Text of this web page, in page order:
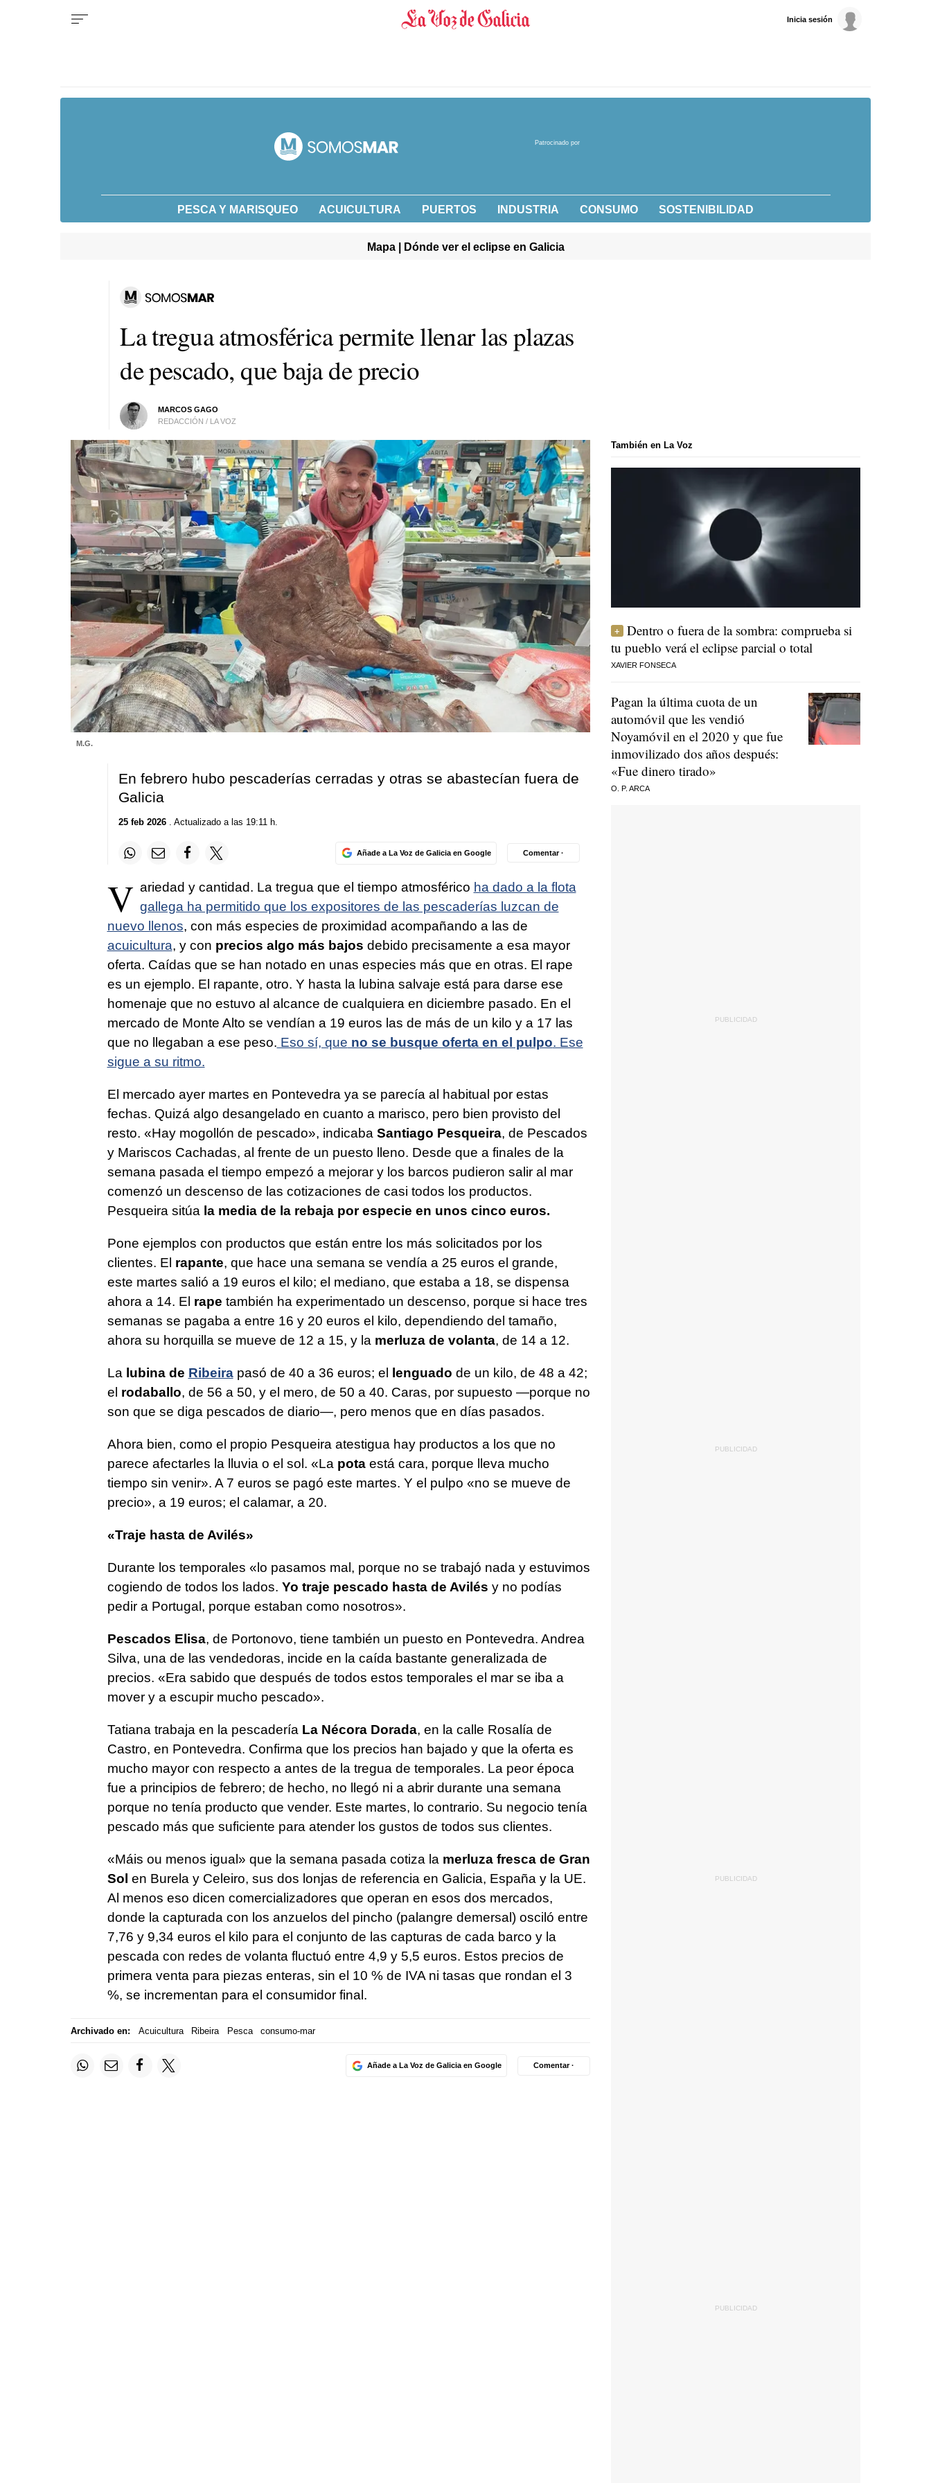
Inicia sesión
Patrocinado por
PESCA Y MARISQUEO ACUICULTURA PUERTOS INDUSTRIA CONSUMO SOSTENIBILIDAD
Mapa | Dónde ver el eclipse en Galicia
La tregua atmosférica permite llenar las plazas
de pescado, que baja de precio
MARCOS GAGO
REDACCIÓN / LA VOZ
M.G.
En febrero hubo pescaderías cerradas y otras se abastecían fuera de
Galicia
25 feb 2026. Actualizado a las 19:11 h.
Añade a La Voz de Galicia en Google Comentar ·
V ariedad y cantidad. La tregua que el tiempo atmosférico ha dado a la flota
gallega ha permitido que los expositores de las pescaderías luzcan de
nuevo llenos, con más especies de proximidad acompañando a las de
acuicultura, y con precios algo más bajos debido precisamente a esa mayor
oferta. Caídas que se han notado en unas especies más que en otras. El rape
es un ejemplo. El rapante, otro. Y hasta la lubina salvaje está para darse ese
homenaje que no estuvo al alcance de cualquiera en diciembre pasado. En el
mercado de Monte Alto se vendían a 19 euros las de más de un kilo y a 17 las
que no llegaban a ese peso. Eso sí, que no se busque oferta en el pulpo. Ese
sigue a su ritmo.
El mercado ayer martes en Pontevedra ya se parecía al habitual por estas
fechas. Quizá algo desangelado en cuanto a marisco, pero bien provisto del
resto. «Hay mogollón de pescado», indicaba Santiago Pesqueira, de Pescados
y Mariscos Cachadas, al frente de un puesto lleno. Desde que a finales de la
semana pasada el tiempo empezó a mejorar y los barcos pudieron salir al mar
comenzó un descenso de las cotizaciones de casi todos los productos.
Pesqueira sitúala media de la rebaja por especie en unos cinco euros.
Pone ejemplos con productos que están entre los más solicitados por los
clientes. El rapante, que hace una semana se vendía a 25 euros el grande,
este martes salió a 19 euros el kilo; el mediano, que estaba a 18, se dispensa
ahora a 14. El rape también ha experimentado un descenso, porque si hace tres
semanas se pagaba a entre 16 y 20 euros el kilo, dependiendo del tamaño,
ahora su horquilla se mueve de 12 a 15, y la merluza de volanta, de 14 a 12.
Lalubina de Ribeira pasó de 40 a 36 euros; el lenguado de un kilo, de 48 a 42;
el rodaballo, de 56 a 50, y el mero, de 50 a 40. Caras, por supuesto —porque no
son que se diga pescados de diario—, pero menos que en días pasados.
Ahora bien, como el propio Pesqueira atestigua hay productos a los que no
parece afectarles la lluvia o el sol. «La potaestá cara, porque lleva mucho
tiempo sin venir». A 7 euros se pagó este martes. Y el pulpo «no se mueve de
precio», a 19 euros; el calamar, a 20.
«Traje hasta de Avilés»
Durante los temporales «lo pasamos mal, porque no se trabajó nada y estuvimos
cogiendo de todos los lados. Yo traje pescado hasta de Avilés y no podías
pedir a Portugal, porque estaban como nosotros».
Pescados Elisa, de Portonovo, tiene también un puesto en Pontevedra. Andrea
Silva, una de las vendedoras, incide en la caída bastante generalizada de
precios. «Era sabido que después de todos estos temporales el mar se iba a
mover y a escupir mucho pescado».
Tatiana trabaja en la pescaderíaLa Nécora Dorada, en la calle Rosalía de
Castro, en Pontevedra. Confirma que los precios han bajado y que la oferta es
mucho mayor con respecto a antes de la tregua de temporales. La peor época
fue a principios de febrero; de hecho, no llegó ni a abrir durante una semana
porque no tenía producto que vender. Este martes, lo contrario. Su negocio tenía
pescado más que suficiente para atender los gustos de todos sus clientes.
«Máis ou menos igual» que la semana pasada cotiza lamerluza fresca de Gran
Sol en Burela y Celeiro, sus dos lonjas de referencia en Galicia, España y la UE.
Al menos eso dicen comercializadores que operan en esos dos mercados,
donde la capturada con los anzuelos del pincho (palangre demersal) osciló entre
7,76 y 9,34 euros el kilo para el conjunto de las capturas de cada barco y la
pescada con redes de volanta fluctuó entre 4,9 y 5,5 euros. Estos precios de
primera venta para piezas enteras, sin el 10 % de IVA ni tasas que rondan el 3
%, se incrementan para el consumidor final.
Archivado en: Acuicultura Ribeira Pesca consumo-mar
Añade a La Voz de Galicia en Google Comentar ·
También en La Voz
Dentro o fuera de la sombra: comprueba si
tu pueblo verá el eclipse parcial o total
XAVIER FONSECA
Pagan la última cuota de un
automóvil que les vendió
Noyamóvil en el 2020 y que fue
inmovilizado dos años después:
«Fue dinero tirado»
O. P. ARCA